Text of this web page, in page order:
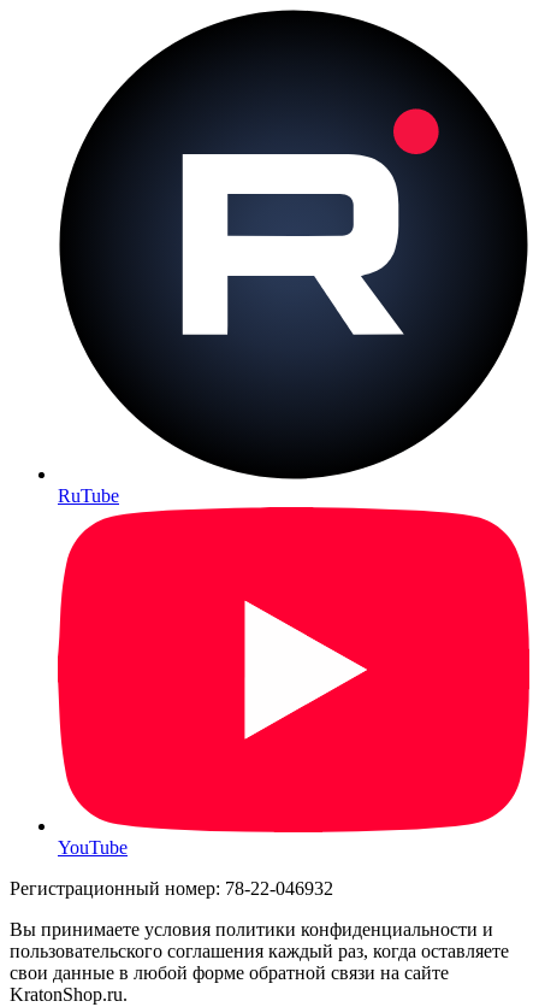
RuTube
YouTube
Регистрационный номер: 78-22-046932
Вы принимаете условия политики конфиденциальности и
пользовательского соглашения каждый раз, когда оставляете
свои данные в любой форме обратной связи на сайте
KratonShop.ru.